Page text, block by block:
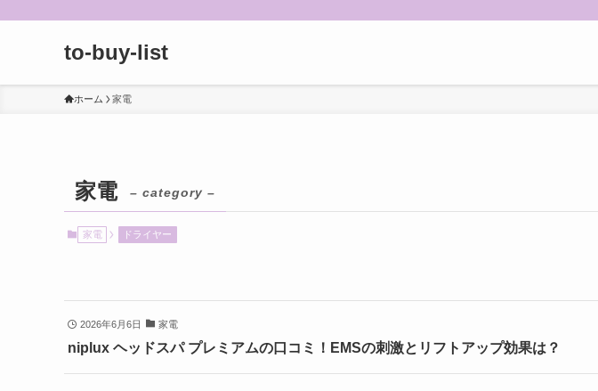
to-buy-list
ホーム 家電
家電 – category –
家電 ドライヤー
2026年6月6日 家電
niplux ヘッドスパ プレミアムの口コミ！EMSの刺激とリフトアップ効果は？